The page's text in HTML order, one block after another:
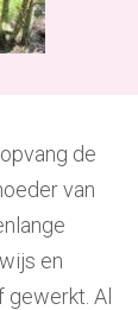
de
van
en
Al